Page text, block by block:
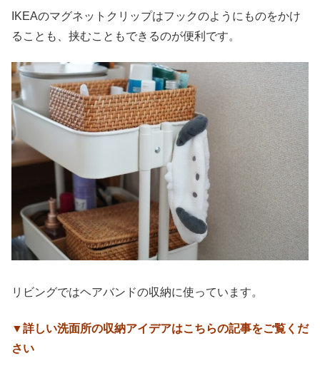
IKEAのマグネットクリップはフックのようにものをかけ
ることも、挟むこともできるのが便利です。
リビングではヘアバンドの収納に使っています。
▼詳しい洗面所の収納アイデアはこちらの記事をご覧くだ
さい